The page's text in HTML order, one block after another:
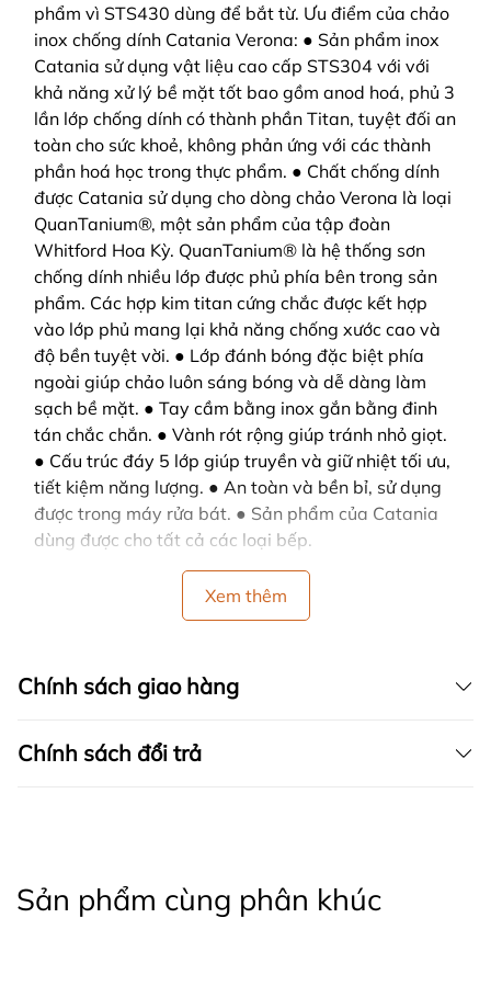
phẩm vì STS430 dùng để bắt từ. Ưu điểm của chảo
inox chống dính Catania Verona: ● Sản phẩm inox
Catania sử dụng vật liệu cao cấp STS304 với với
khả năng xử lý bề mặt tốt bao gồm anod hoá, phủ 3
lần lớp chống dính có thành phần Titan, tuyệt đối an
toàn cho sức khoẻ, không phản ứng với các thành
phần hoá học trong thực phẩm. ● Chất chống dính
được Catania sử dụng cho dòng chảo Verona là loại
QuanTanium®, một sản phẩm của tập đoàn
Whitford Hoa Kỳ. QuanTanium® là hệ thống sơn
chống dính nhiều lớp được phủ phía bên trong sản
phẩm. Các hợp kim titan cứng chắc được kết hợp
vào lớp phủ mang lại khả năng chống xước cao và
độ bền tuyệt vời. ● Lớp đánh bóng đặc biệt phía
ngoài giúp chảo luôn sáng bóng và dễ dàng làm
sạch bề mặt. ● Tay cầm bằng inox gắn bằng đinh
tán chắc chắn. ● Vành rót rộng giúp tránh nhỏ giọt.
● Cấu trúc đáy 5 lớp giúp truyền và giữ nhiệt tối ưu,
tiết kiệm năng lượng. ● An toàn và bền bỉ, sử dụng
được trong máy rửa bát. ● Sản phẩm của Catania
dùng được cho tất cả các loại bếp.
Xem thêm
Chính sách giao hàng
Chính sách đổi trả
Sản phẩm cùng phân khúc